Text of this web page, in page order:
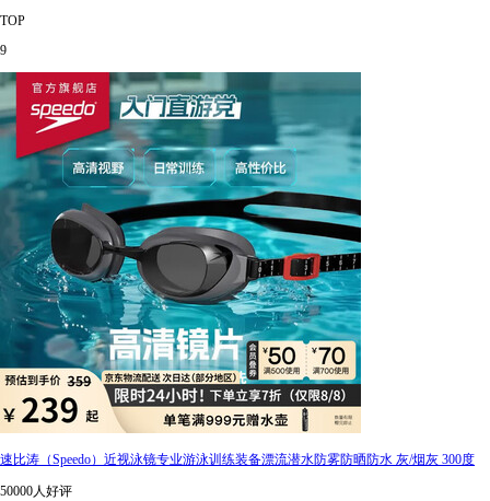
TOP
9
速比涛（Speedo）近视泳镜专业游泳训练装备漂流潜水防雾防晒防水 灰/烟灰 300度
50000人好评